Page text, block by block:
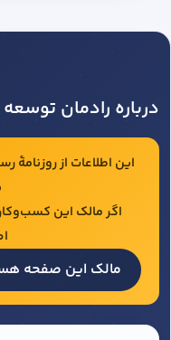
درباره رادمان
این اطلاعات از
اگر مالک این
مالک این صفحه